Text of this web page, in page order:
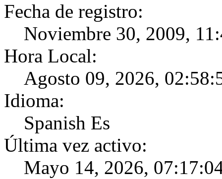
Fecha de registro:
Noviembre 30, 2009,
Hora Local:
Agosto 09, 2026,
Idioma:
Spanish Es
Última vez activo:
Mayo 14, 2026,